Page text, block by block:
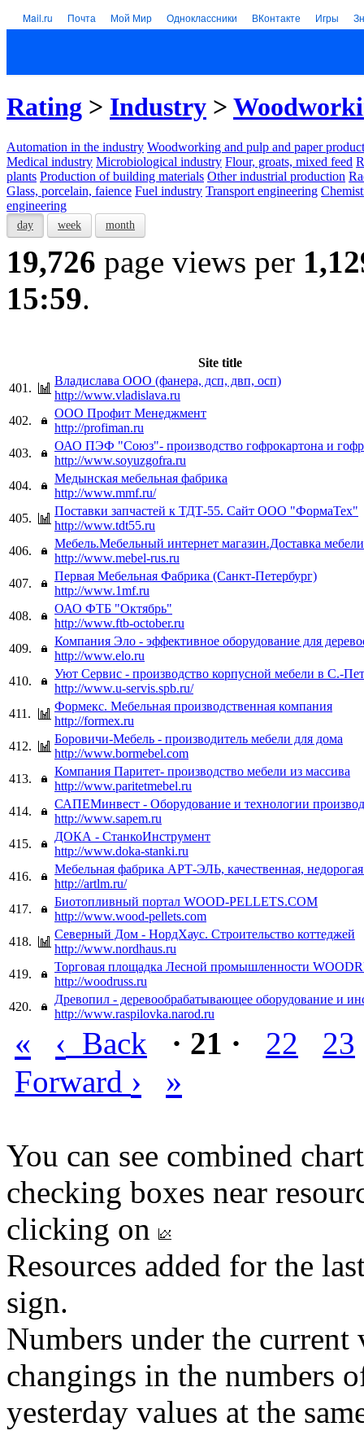
Mail.ru Почта Мой Мир Одноклассники ВКонтакте Игры
Rating > Industry >
Automation in the industry Woodworking and pulp and paper
Medical industry Microbiological industry Flour, groats, mixed feed
plants Production of building materials Other industrial production
Glass, porcelain, faience Fuel industry Transport engineering
engineering
day week month
19,726 page views per
15:59.
Site title
401.
Владислава ООО (фанера, дсп, двп, осп)
http://www.vladislava.ru
402.
ООО Профит Менеджмент
http://profiman.ru
403.
ОАО ПЭФ "Союз"- производство гофрокартона и
http://www.soyuzgofra.ru
404.
Медынская мебельная фабрика
http://www.mmf.ru/
405.
Поставки запчастей к ТДТ-55. Сайт ООО "ФормаТех"
http://www.tdt55.ru
406.
Мебель.Мебельный интернет магазин.Доставка
http://www.mebel-rus.ru
407.
Первая Мебельная Фабрика (Санкт-Петербург)
http://www.1mf.ru
408.
ОАО ФТБ "Октябрь"
http://www.ftb-october.ru
409.
Компания Эло - эффективное оборудование для
http://www.elo.ru
410.
Уют Сервис - производство корпусной мебели в С.-
http://www.u-servis.spb.ru/
411.
Формекс. Мебельная производственная компания
http://formex.ru
412.
Боровичи-Мебель - производитель мебели для дома
http://www.bormebel.com
413.
Компания Паритет- производство мебели из массива
http://www.paritetmebel.ru
414.
САПЕМинвест - Оборудование и технологии
http://www.sapem.ru
415.
ДОКА - СтанкоИнструмент
http://www.doka-stanki.ru
416.
Мебельная фабрика АРТ-ЭЛЬ, качественная,
http://artlm.ru/
417.
Биотопливный портал WOOD-PELLETS.COM
http://www.wood-pellets.com
418.
Северный Дом - НордХаус. Строительство коттеджей
http://www.nordhaus.ru
419.
Торговая площадка Лесной промышленности
http://woodruss.ru
420.
Древопил - деревообрабатывающее оборудование и
http://www.raspilovka.narod.ru
« ‹ Back · 21 · 22
23
Forward › »
You can see combined
checking boxes near
clicking on
Resources added for the
sign.
Numbers under the
changings in the numbers
yesterday values at the